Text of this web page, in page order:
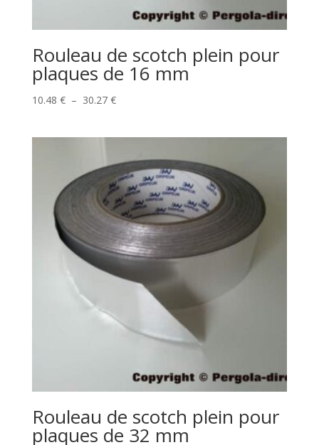
Rouleau de scotch plein pour
plaques de 16 mm
10.48 € – 30.27 €Plage
à
30.27 €
Rouleau de scotch plein pour
plaques de 32 mm